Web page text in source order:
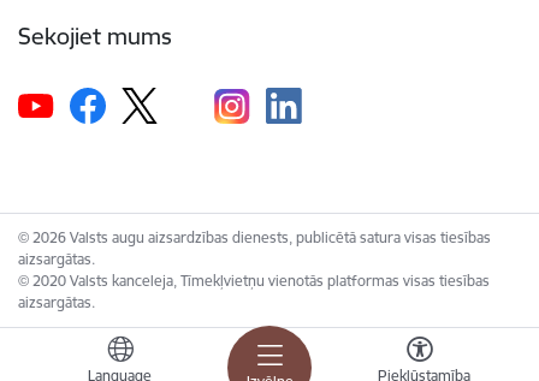
Language Piekļūstamība
Sekojiet mums
© 2026 Valsts augu aizsardzības dienests, publicētā satura visas tiesības
aizsargātas.
© 2020 Valsts kanceleja, Tīmekļvietņu vienotās platformas visas tiesības
aizsargātas.